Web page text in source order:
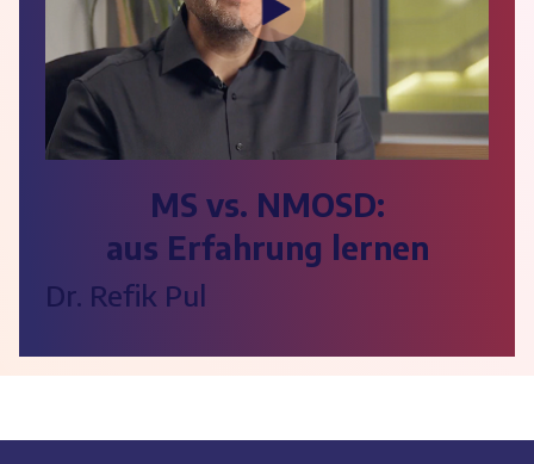
MS vs. NMOSD:
aus Erfahrung lernen
Dr. Refik Pul